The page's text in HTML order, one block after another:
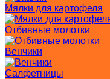
Мялки для картофеля
Отбивные молотки
Венчики
Салфетницы